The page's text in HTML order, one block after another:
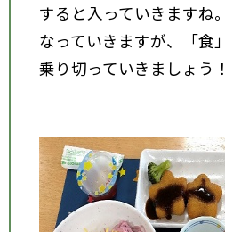
すると入っていきますね
なっていきますが、「食
乗り切っていきましょう！